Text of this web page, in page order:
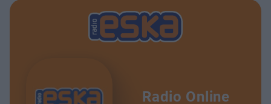
Radio Online